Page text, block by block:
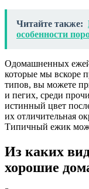
Читайте также:
особенности
Одомашненных ежей
которые мы вскоре
типов, вы можете
и пегих, среди
истинный цвет
их отличительная
Типичный ежик
Из каких
хорошие